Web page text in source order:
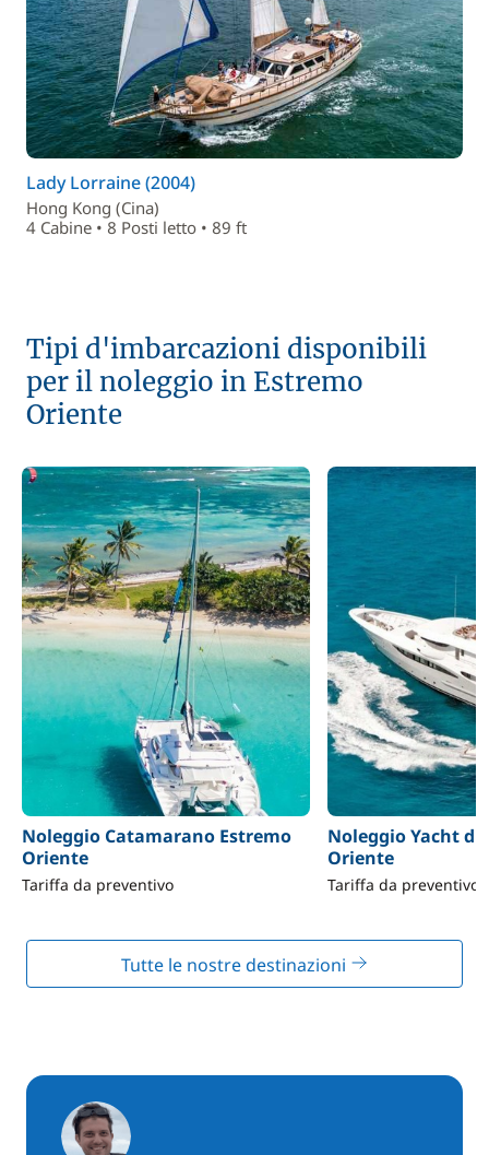
Lady Lorraine (2004)
Hong Kong (Cina)
4 Cabine • 8 Posti letto • 89 ft
Tipi d'imbarcazioni disponibili
per il noleggio in Estremo
Oriente
Noleggio Catamarano Estremo
Oriente
Tariffa da preventivo
Noleggio Yacht di
Oriente
Tariffa da preventivo
Tutte le nostre destinazioni